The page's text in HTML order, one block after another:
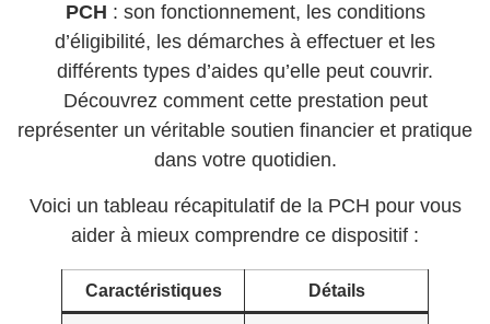
PCH : son fonctionnement, les conditions
d’éligibilité, les démarches à effectuer et les
différents types d’aides qu’elle peut couvrir.
Découvrez comment cette prestation peut
représenter un véritable soutien financier et pratique
dans votre quotidien.
Voici un tableau récapitulatif de la PCH pour vous
aider à mieux comprendre ce dispositif :
Caractéristiques Détails